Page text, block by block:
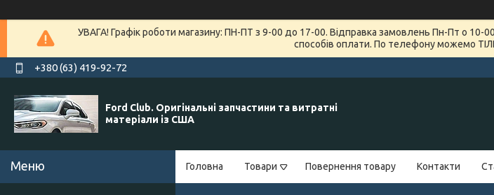
УВАГА! Графік роботи магазину: ПН-ПТ з 9-00 до 17-00. Відправка замовлень Пн-Пт о
способів оплати. По телефону можемо
+380 (63) 419-92-72
Ford Club. Оригінальні запчастини та витратні
матеріали із США
Головна Товари Повернення товару Контакти